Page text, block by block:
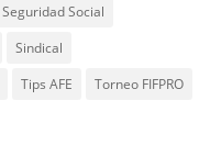
Seguridad Social
Sindical
Tips AFE
Torneo FIFPRO